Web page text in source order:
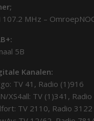
107.2 MHz –
5B
Kanalen:
TV 41, Radio (1)916
XS4all: TV (1)341, Radio
TV 2110, Radio 3122